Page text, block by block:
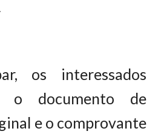
os interessados
o documento de
e o comprovante